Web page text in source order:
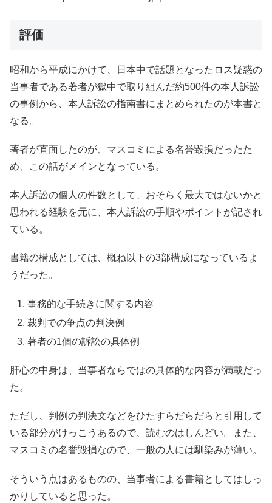
評価
昭和から平成にかけて、日本中で話題となったロス疑惑の
当事者である著者が獄中で取り組んだ約500件の本人訴訟
の事例から、本人訴訟の指南書にまとめられたのが本書と
なる。
著者が直面したのが、マスコミによる名誉毀損だったた
め、この話がメインとなっている。
本人訴訟の個人の件数として、おそらく最大ではないかと
思われる経験を元に、本人訴訟の手順やポイントが記され
ている。
書籍の構成としては、概ね以下の3部構成になっているよ
うだった。
事務的な手続きに関する内容
裁判での争点の判決例
著者の1個の訴訟の具体例
肝心の中身は、当事者ならではの具体的な内容が満載だっ
た。
ただし、判例の判決文などをひたすらだらだらと引用して
いる部分がけっこうあるので、読むのはしんどい。また、
マスコミの名誉毀損なので、一般の人には馴染みが薄い。
そういう点はあるものの、当事者による書籍としてはしっ
かりしていると思った。